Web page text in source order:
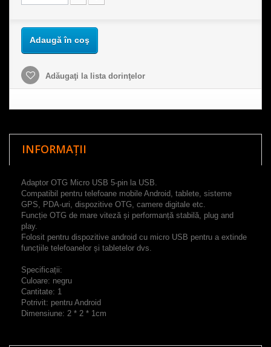
Adaugă în coş
Adăugaţi la lista dorinţelor
INFORMAȚII
Adaptor OTG Micro USB 5-pin la USB.
Compatibil pentru telefoane mobile Android, tablete, sisteme
GPS, PDA-uri, dispozitive OTG, camere digitale etc.
Funcție OTG de mare viteză și performanță stabilă, plug and
play.
Folosit pentru dispozitive android cu micro USB pentru a extinde
funcțiile telefoanelor și tabletelor dvs.
Specificații:
Culoare: negru
Cantitate: 1
Potrivit: pentru Android
Dimensiune: 2 * 2 * 1cm